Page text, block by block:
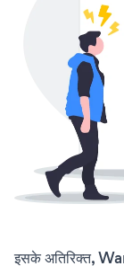
इसके अतिरिक्त,